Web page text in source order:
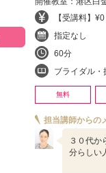
【受講料】
指定なし
60分
ブライダル・
無料
担当講師からの
３０代か
分らしい